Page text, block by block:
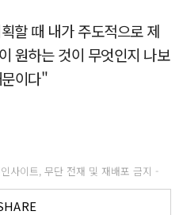
할 때 내가 주도적으로 제
원하는 것이 무엇인지 나보
이다"
사이트, 무단 전재 및 재배포 금지 -